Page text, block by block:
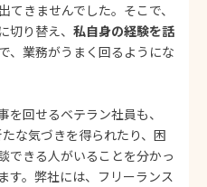
きませんでした。そこで、
切り替え、 私自身の経験を話
、業務がうまく回るようにな
を回せるベテラン社員も、
な気づきを得られたり、困
できる人がいることを分かっ
す。弊社には、フリーランス